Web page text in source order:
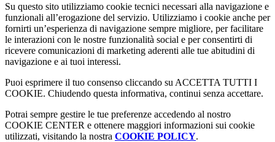
Su questo sito utilizziamo cookie tecnici necessari alla navigazione e
funzionali all’erogazione del servizio. Utilizziamo i cookie anche per
fornirti un’esperienza di navigazione sempre migliore, per facilitare
le interazioni con le nostre funzionalità social e per consentirti di
ricevere comunicazioni di marketing aderenti alle tue abitudini di
navigazione e ai tuoi interessi.
Puoi esprimere il tuo consenso cliccando su ACCETTA TUTTI I
COOKIE. Chiudendo questa informativa, continui senza accettare.
Potrai sempre gestire le tue preferenze accedendo al nostro
COOKIE CENTER e ottenere maggiori informazioni sui cookie
utilizzati, visitando la nostra COOKIE POLICY.